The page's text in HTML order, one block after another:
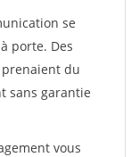
se
porte. Des
du
sans garantie
vous